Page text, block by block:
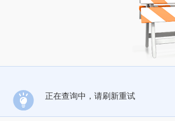
正在查询中，请刷新重试